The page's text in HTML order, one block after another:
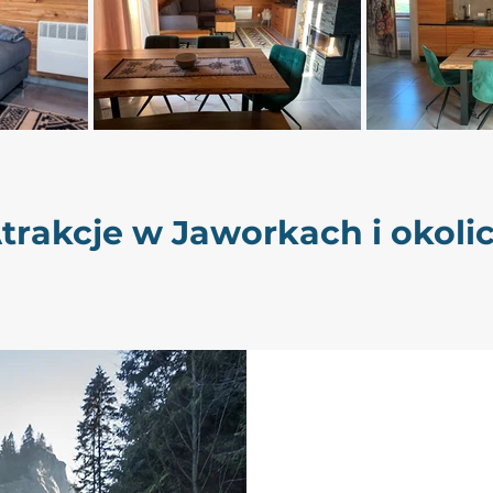
w Jaworkach i